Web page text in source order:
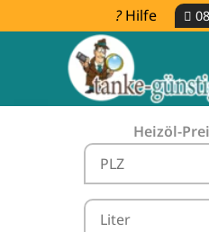
Hilfe
Heizöl-
Heizölpreise
vergleichen &